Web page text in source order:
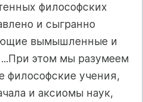
философских
и сыгранно
вымышленные и
этом мы разумеем
философские учения,
и аксиомы наук,